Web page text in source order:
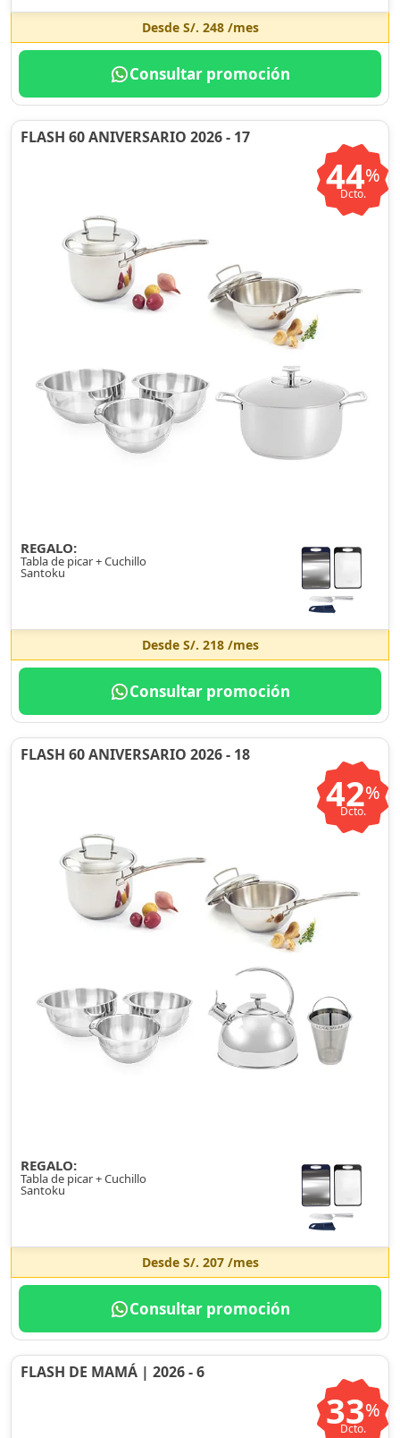
Desde S/. 248/mes
Consultar promoción
FLASH 60 ANIVERSARIO 2026 - 17
44%
Dcto.
REGALO:
Tabla de picar + Cuchillo
Santoku
Desde S/. 218/mes
Consultar promoción
FLASH 60 ANIVERSARIO 2026 - 18
42%
Dcto.
REGALO:
Tabla de picar + Cuchillo
Santoku
Desde S/. 207/mes
Consultar promoción
FLASH DE MAMÁ | 2026 - 6
33%
Dcto.